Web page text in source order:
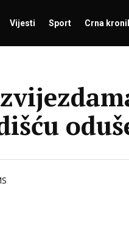
Vijesti Sport Crna